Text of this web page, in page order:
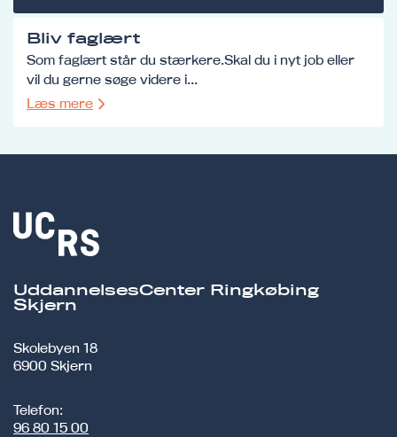
Bliv faglært
Som faglært står du stærkere.Skal du i nyt job eller
vil du gerne søge videre i...
Læs mere
UddannelsesCenter Ringkøbing
Skjern
Skolebyen 18
6900 Skjern
Telefon:
96 80 15 00